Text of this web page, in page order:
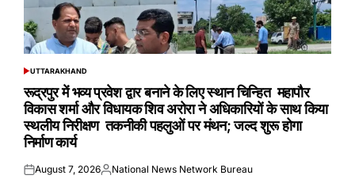
POSTED
UTTARAKHAND
रूद्रपुर में भव्य प्रवेश द्वार बनाने के लिए स्थान चिन्हित महापौर
विकास शर्मा और विधायक शिव अरोरा ने अधिकारियों के साथ किया
स्थलीय निरीक्षण तकनीकी पहलुओं पर मंथन; जल्द शुरू होगा
निर्माण कार्य
Posted
August 7, 2026Posted
National News Network Bureau